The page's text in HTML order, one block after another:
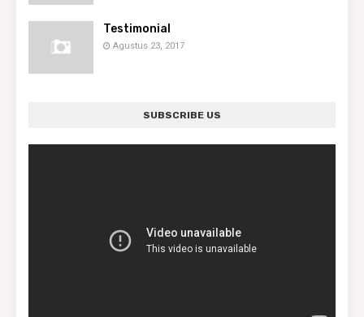
Testimonial
Agustus 23, 2017
SUBSCRIBE US